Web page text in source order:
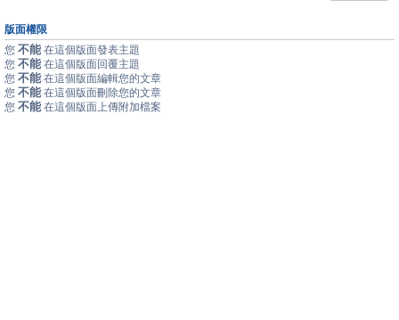
版面權限
您 不能 在這個版面發表主題
您 不能 在這個版面回覆主題
您 不能 在這個版面編輯您的文章
您 不能 在這個版面刪除您的文章
您 不能 在這個版面上傳附加檔案